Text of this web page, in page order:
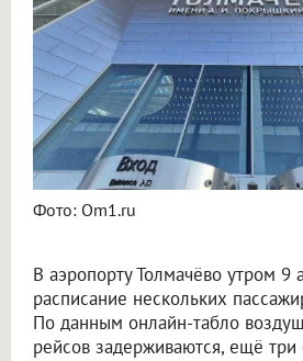
Фото: Om1.ru
В аэропорту Толмачёво утром 9
расписание нескольких
По данным онлайн-табло
рейсов задерживаются, ещё